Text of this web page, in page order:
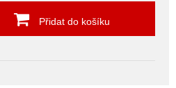
Přidat do košíku